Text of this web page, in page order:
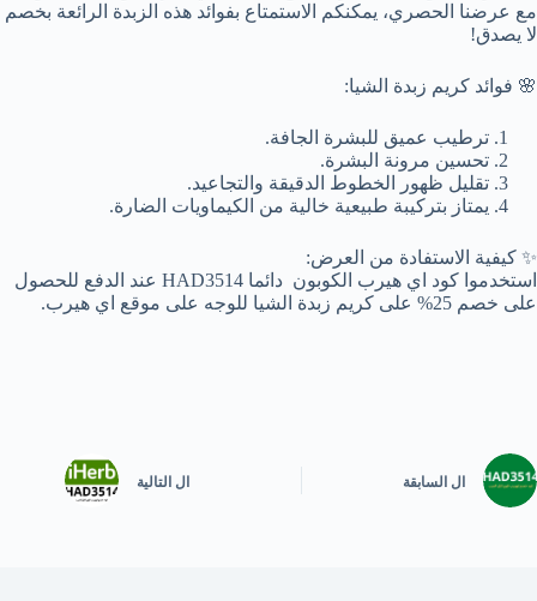
مع عرضنا الحصري، يمكنكم الاستمتاع بفوائد هذه الزبدة الرائعة بخصم
لا يصدق!
🌸 فوائد كريم زبدة الشيا:
ترطيب عميق للبشرة الجافة.
تحسين مرونة البشرة.
تقليل ظهور الخطوط الدقيقة والتجاعيد.
يمتاز بتركيبة طبيعية خالية من الكيماويات الضارة.
✨ كيفية الاستفادة من العرض:
استخدموا كود اي هيرب الكوبون دائما HAD3514 عند الدفع للحصول
على خصم 25% على كريم زبدة الشيا للوجه على موقع اي هيرب.
ال السابقة ال التالية